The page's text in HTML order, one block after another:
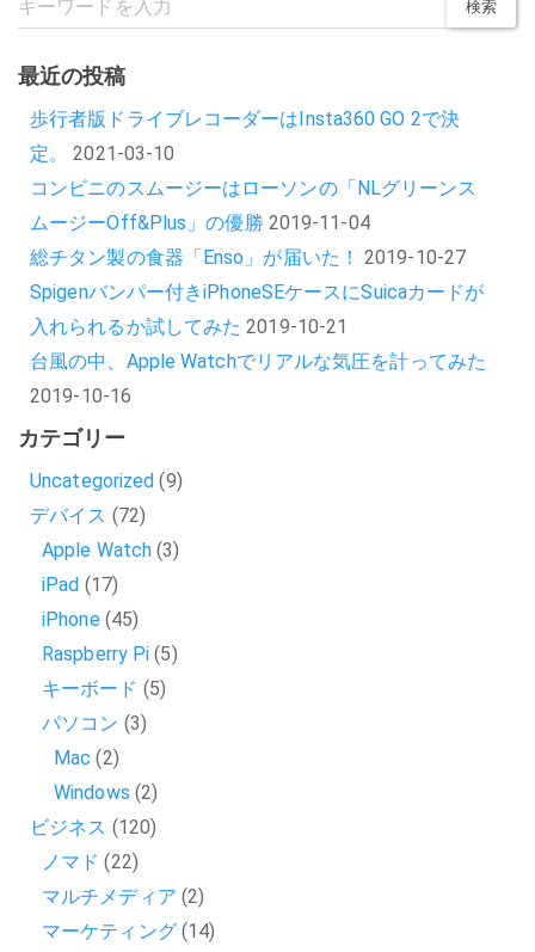
最近の投稿
歩行者版ドライブレコーダーはInsta360 GO 2で決
定。
2021-03-10
コンビニのスムージーはローソンの「NLグリーンス
ムージーOff&Plus」の優勝 2019-11-04
総チタン製の食器「Enso」が届いた！ 2019-10-27
Spigenバンパー付きiPhoneSEケースにSuicaカードが
入れられるか試してみた 2019-10-21
台風の中、Apple Watchでリアルな気圧を計ってみた
2019-10-16
カテゴリー
Uncategorized (9)
デバイス (72)
Apple Watch (3)
iPad (17)
iPhone(45)
Raspberry Pi (5)
キーボード (5)
パソコン (3)
Mac (2)
Windows (2)
ビジネス (120)
ノマド (22)
マルチメディア (2)
マーケティング(14)